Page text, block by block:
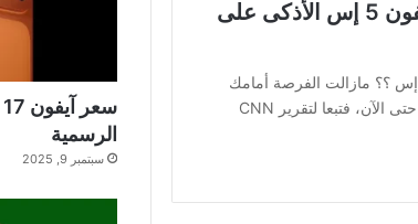
6 أسباب تجعل آيفون 5 إس الأذكى على
هل قمت بشراء آيفون 5 إس ؟؟ مازالت الفرصة أمامك
لاقتناء الهاتف الأكثر إثارة حتى الآن، فتبعا لتقرير CNN
الرسمية
سبتمبر 9, 2025